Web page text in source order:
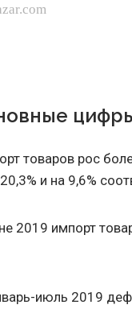
товаров рос
и на 9,6%
2019 импорт
июль 2019